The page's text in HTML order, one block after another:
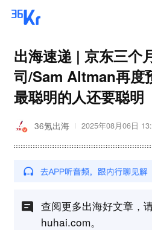
出海速递 | 京东三个
司/Sam Altman再度
最聪明的人还要聪明
36氪出海 2025年08月06日
查阅更多出海好文章，
huhai.com。